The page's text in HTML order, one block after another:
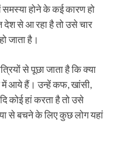
होने के कई कारण हो
देश से आ रहा है तो उसे चार
जाता है।
से पूछा जाता है कि क्या
में आये हैं। उन्हें कफ, खांसी,
कोई हां करता है तो उसे
से बचने के लिए कुछ लोग यहां